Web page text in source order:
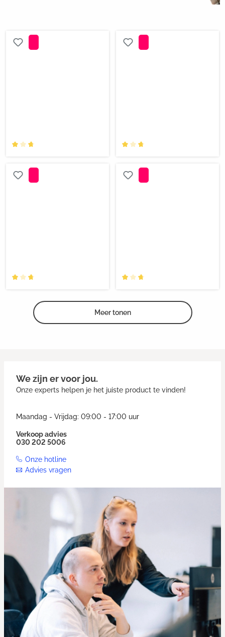
Meer tonen
We zijn er voor jou.
Onze experts helpen je het juiste product te vinden!
Maandag - Vrijdag: 09:00 - 17:00 uur
Verkoop advies
030 202 5006
Onze hotline
Advies vragen